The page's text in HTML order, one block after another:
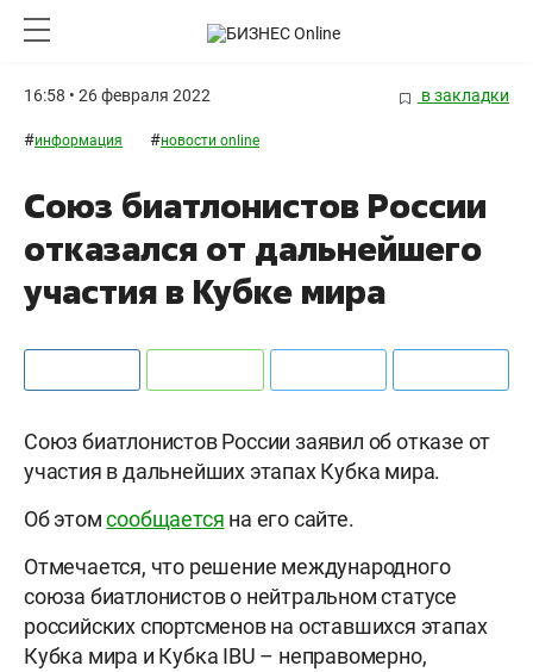
16:58 • 26 февраля 2022 в закладки
#информация #новости online
Союз биатлонистов России
отказался от дальнейшего
участия в Кубке мира
Союз биатлонистов России заявил об отказе от
участия в дальнейших этапах Кубка мира.
Об этомсообщается на его сайте.
Отмечается, что решение международного
союза биатлонистов о нейтральном статусе
российских спортсменов на оставшихся этапах
Кубка мира и Кубка IBU – неправомерно,